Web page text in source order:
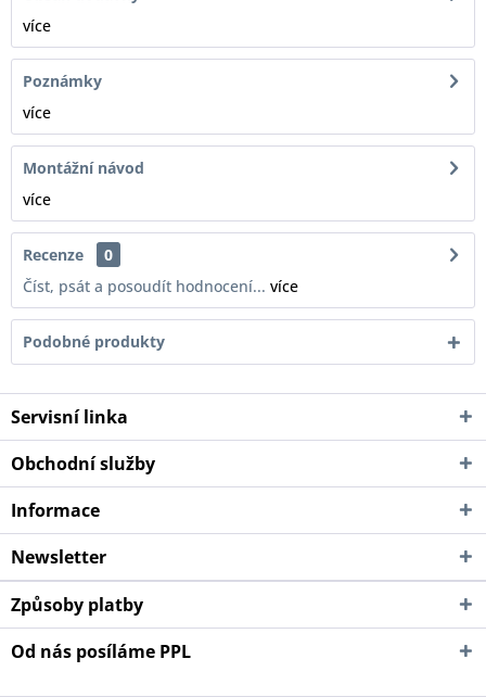
více
Poznámky
více
Montážní návod
více
Recenze
0
Číst, psát a posoudít hodnocení... více
Podobné produkty
Servisní linka
Obchodní služby
Informace
Newsletter
Způsoby platby
Od nás posíláme PPL